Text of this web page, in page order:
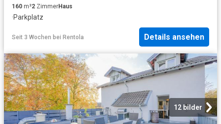
160 m²2 ZimmerHaus
·Parkplatz
Seit 3 Wochen bei Rentola Details ansehen
12 bilder